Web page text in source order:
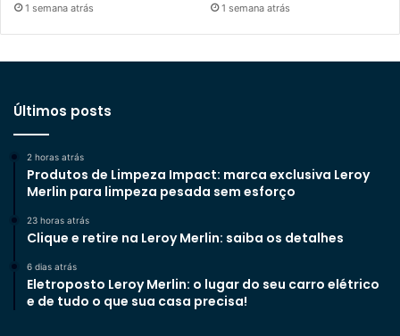
1 semana atrás 1 semana atrás
Últimos posts
2 horas atrás
Produtos de Limpeza Impact: marca exclusiva Leroy
Merlin para limpeza pesada sem esforço
23 horas atrás
Clique e retire na Leroy Merlin: saiba os detalhes
6 dias atrás
Eletroposto Leroy Merlin: o lugar do seu carro elétrico
e de tudo o que sua casa precisa!